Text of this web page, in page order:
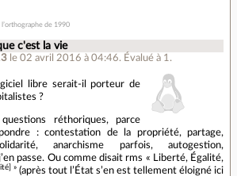
l’orthographe de 1990
c'est la vie
le 02 avril 2016 à 04:46. Évalué à 1 .
libre serait-il porteur de
?
réthoriques, parce
: contestation de la propriété, partage,
anarchisme parfois, autogestion,
passe. Ou comme disait rms « Liberté, Égalité,
»(après tout l’État s’en est tellement éloigné ici